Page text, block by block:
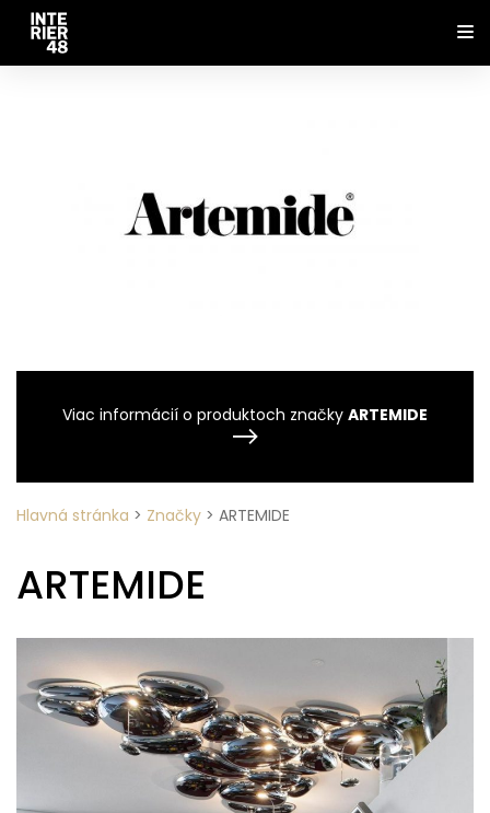
Viac informácií o produktoch značky ARTEMIDE
Hlavná stránka > Značky > ARTEMIDE
ARTEMIDE